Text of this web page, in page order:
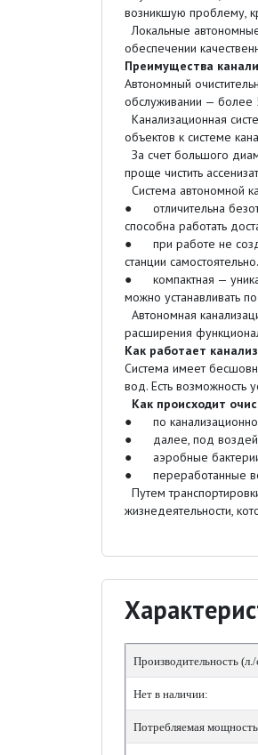
возникшую проблему,
Локальные
обеспечении
Преимущества
Автономный
обслуживании — более
Канализационная
объектов к системе
За счет большого
проще чистить
Система автономной
● отличительна
способна работать
● при работе не
станции
● компактная —
можно устанавливать
Автономная
расширения
Как работает
Система имеет
вод. Есть возможность
Как происходит
● по канализационной
● далее, под
● аэробные бактерии
● переработанные
Путем
жизнедеятельности,
Производительность
Нет в наличии:
Потребляемая